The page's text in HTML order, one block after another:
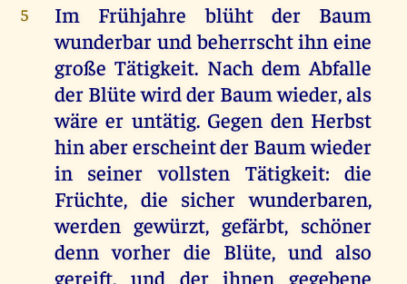
5
Im Frühjahre blüht der Baum
wunderbar und beherrscht ihn eine
große Tätigkeit. Nach dem Abfalle
der Blüte wird der Baum wieder, als
wäre er untätig. Gegen den Herbst
hin aber erscheint der Baum wieder
in seiner vollsten Tätigkeit: die
Früchte, die sicher wunderbaren,
werden gewürzt, gefärbt, schöner
denn vorher die Blüte, und also
gereift, und der ihnen gegebene